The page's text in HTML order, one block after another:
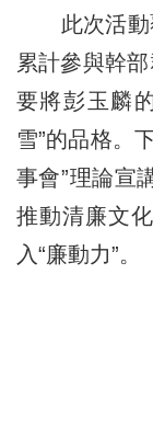
此次活動覆
累計參與幹
要將彭玉麟
雪”的品格。
事會”理論宣
推動清廉文
入“廉動力”。